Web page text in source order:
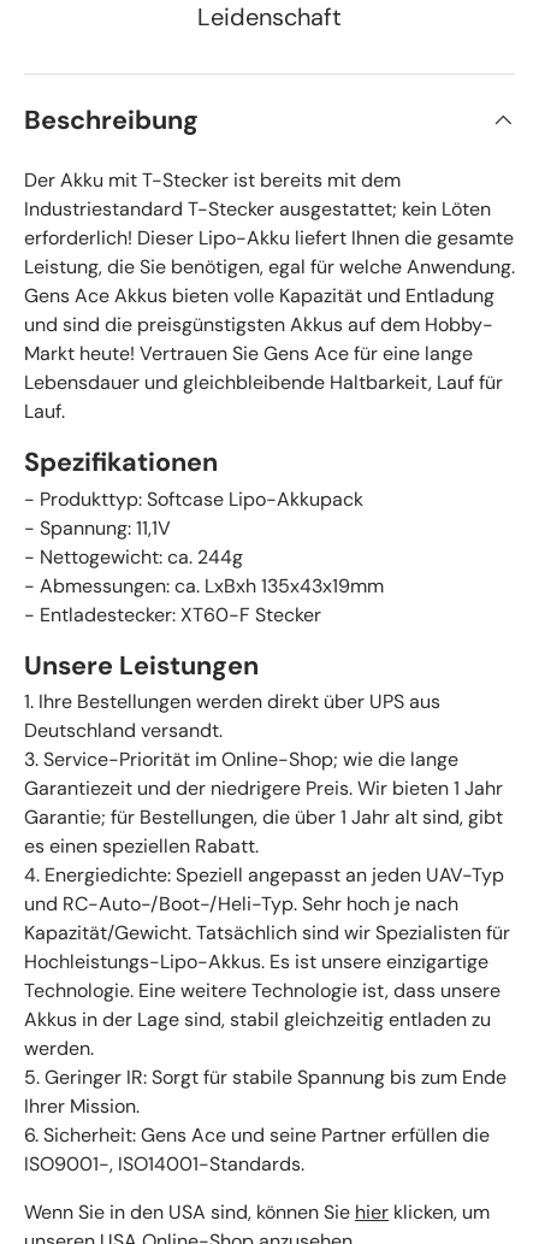
Leidenschaft
Beschreibung
Der Akku mit T-Stecker ist bereits mit dem
Industriestandard T-Stecker ausgestattet; kein Löten
erforderlich! Dieser Lipo-Akku liefert Ihnen die gesamte
Leistung, die Sie benötigen, egal für welche Anwendung.
Gens Ace Akkus bieten volle Kapazität und Entladung
und sind die preisgünstigsten Akkus auf dem Hobby-
Markt heute! Vertrauen Sie Gens Ace für eine lange
Lebensdauer und gleichbleibende Haltbarkeit, Lauf für
Lauf.
Spezifikationen
- Produkttyp: Softcase Lipo-Akkupack
- Spannung: 11,1V
- Nettogewicht: ca. 244g
- Abmessungen: ca. LxBxh 135x43x19mm
- Entladestecker: XT60-F Stecker
Unsere Leistungen
1. Ihre Bestellungen werden direkt über UPS aus
Deutschland versandt.
3. Service-Priorität im Online-Shop; wie die lange
Garantiezeit und der niedrigere Preis. Wir bieten 1 Jahr
Garantie; für Bestellungen, die über 1 Jahr alt sind, gibt
es einen speziellen Rabatt.
4. Energiedichte: Speziell angepasst an jeden UAV-Typ
und RC-Auto-/Boot-/Heli-Typ. Sehr hoch je nach
Kapazität/Gewicht. Tatsächlich sind wir Spezialisten für
Hochleistungs-Lipo-Akkus. Es ist unsere einzigartige
Technologie. Eine weitere Technologie ist, dass unsere
Akkus in der Lage sind, stabil gleichzeitig entladen zu
werden.
5. Geringer IR: Sorgt für stabile Spannung bis zum Ende
Ihrer Mission.
6. Sicherheit: Gens Ace und seine Partner erfüllen die
ISO9001-, ISO14001-Standards.
Wenn Sie in den USA sind, können Sie hier klicken, um